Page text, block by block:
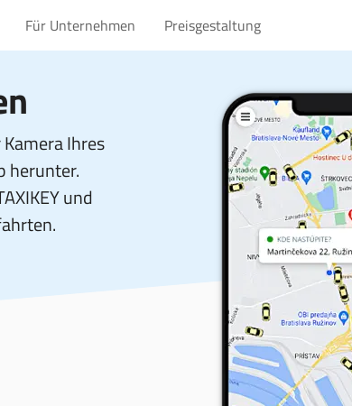
Für Unternehmen Preisgestaltung
Ihres
herunter.
und